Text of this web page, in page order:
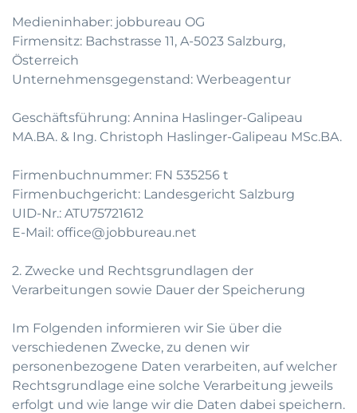
Medieninhaber: jobbureau OG
Firmensitz: Bachstrasse 11, A-5023 Salzburg,
Österreich
Unternehmensgegenstand: Werbeagentur
Geschäftsführung: Annina Haslinger-Galipeau
MA.BA. & Ing. Christoph Haslinger-Galipeau MSc.BA.
Firmenbuchnummer: FN 535256 t
Firmenbuchgericht: Landesgericht Salzburg
UID-Nr.: ATU75721612
E-Mail: office@jobbureau.net
2. Zwecke und Rechtsgrundlagen der
Verarbeitungen sowie Dauer der Speicherung
Im Folgenden informieren wir Sie über die
verschiedenen Zwecke, zu denen wir
personenbezogene Daten verarbeiten, auf welcher
Rechtsgrundlage eine solche Verarbeitung jeweils
erfolgt und wie lange wir die Daten dabei speichern.